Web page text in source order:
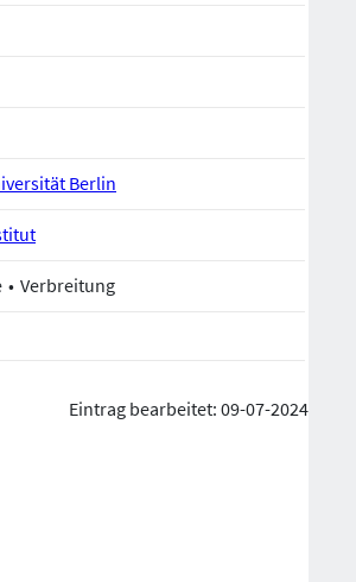
Berlin
Verbreitung
Eintrag bearbeitet: 09-07-2024